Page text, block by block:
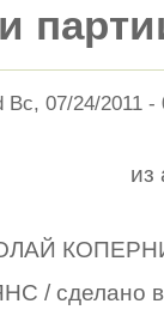
Вс, 07/24/2011
из
/ сделано